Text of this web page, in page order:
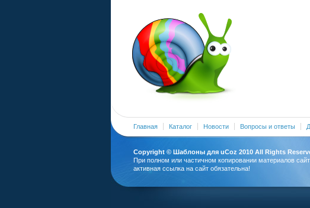
Главная Каталог Новости Вопросы и ответы
Copyright © Шаблоны для uCoz 2010 All Rights
При полном или частичном копировании материалов
активная ссылка на сайт обязательна!